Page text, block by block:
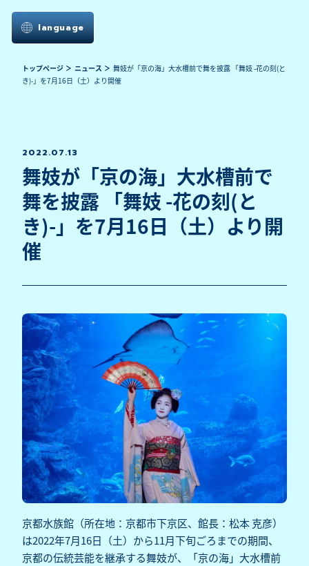
language
トップページ ニュース
舞妓が「京の海」大水槽前で舞を披露 「舞妓 -花の刻(と
き)-」を7月16日（土）より開催
2022.07.13
舞妓が「京の海」大水槽前で
舞を披露 「舞妓 -花の刻(と
き)-」を7月16日（土）より開
催
京都水族館（所在地：京都市下京区、館長：松本 克彦）
は2022年7月16日（土）から11月下旬ごろまでの期間、
京都の伝統芸能を継承する舞妓が、「京の海」大水槽前